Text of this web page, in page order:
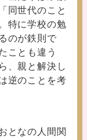
同世代のこと
特に学校の勉
のが鉄則で
ことも違う
、親と解決し
逆のことを考
となの人間関